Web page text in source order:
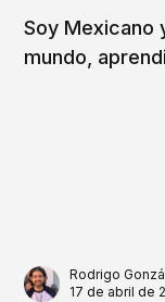
Soy Mexicano
mundo,
Rodrigo
17 de abril de